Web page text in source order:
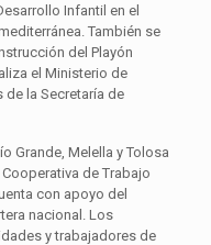
Infantil en el
También se
del Playón
el Ministerio de
de la Secretaría de
Grande, Melella y Tolosa
de Trabajo
con apoyo del
nacional. Los
y trabajadores de